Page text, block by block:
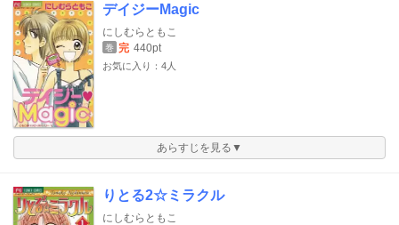
デイジーMagic
にしむらともこ
巻 完 440pt
お気に入り：4人
あらすじを見る▼
りとる2☆ミラクル
にしむらともこ